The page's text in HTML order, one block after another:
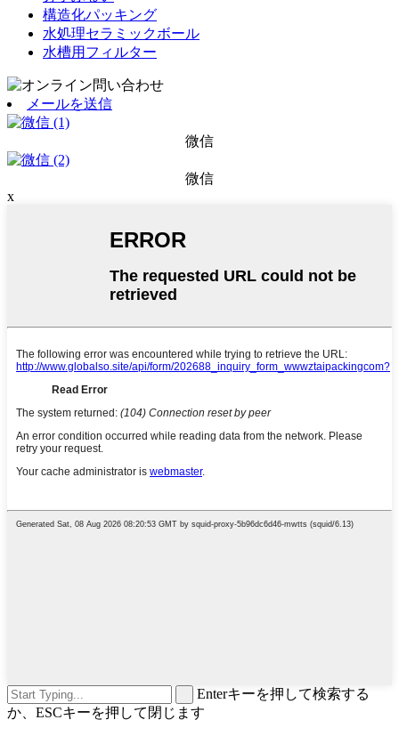
構造化パッキング
水処理セラミックボール
水槽用フィルター
メールを送信
微信
微信
x
Enterキーを押して検索する
か、ESCキーを押して閉じます